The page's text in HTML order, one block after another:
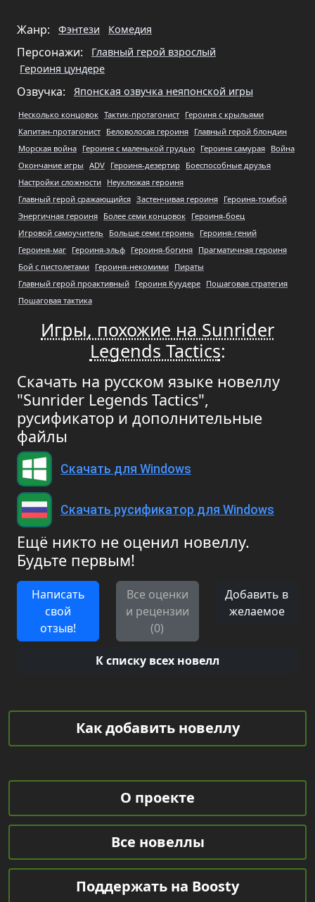
Жанр: Фэнтези Комедия
Персонажи:
Главный герой взрослый
Героиня цундере
Озвучка: Японская озвучка неяпонской игры
Несколько концовок Тактик-протагонист Героиня с крыльями
Капитан-протагонист Беловолосая героиня Главный герой блондин
Морская война Героиня с маленькой грудью Героиня самурая Война
Окончание игры ADV Героиня-дезертир Боеспособные друзья
Настройки сложности Неуклюжая героиня
Главный герой сражающийся Застенчивая героиня Героиня-томбой
Энергичная героиня Более семи концовок Героиня-боец
Игровой самоучитель
Больше семи героинь
Героиня-гений
Героиня-маг Героиня-эльф Героиня-богиня Прагматичная героиня
Бой с пистолетами Героиня-некомими Пираты
Главный герой проактивный Героиня Куудере Пошаговая стратегия
Пошаговая тактика
Игры, похожие на Sunrider
Legends Tactics:
Скачать на русском языке новеллу
"Sunrider Legends Tactics",
русификатор и дополнительные
файлы
Скачать для Windows
Скачать русификатор для Windows
Ещё никто не оценил новеллу.
Будьте первым!
Написать
свой
отзыв!
Все оценки
и рецензии
(0)
Добавить в
желаемое
К списку всех новелл
Как добавить новеллу
О проекте
Все новеллы
Поддержать на Boosty